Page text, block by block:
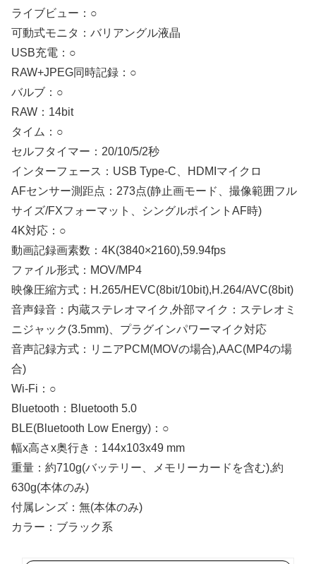
ライブビュー：○
可動式モニタ：バリアングル液晶
USB充電：○
RAW+JPEG同時記録：○
バルブ：○
RAW：14bit
タイム：○
セルフタイマー：20/10/5/2秒
インターフェース：USB Type-C、HDMIマイクロ
AFセンサー測距点：273点(静止画モード、撮像範囲フル
サイズ/FXフォーマット、シングルポイントAF時)
4K対応：○
動画記録画素数：4K(3840×2160),59.94fps
ファイル形式：MOV/MP4
映像圧縮方式：H.265/HEVC(8bit/10bit),H.264/AVC(8bit)
音声録音：内蔵ステレオマイク,外部マイク：ステレオミ
ニジャック(3.5mm)、プラグインパワーマイク対応
音声記録方式：リニアPCM(MOVの場合),AAC(MP4の場
合)
Wi-Fi：○
Bluetooth：Bluetooth 5.0
BLE(Bluetooth Low Energy)：○
幅x高さx奥行き：144x103x49 mm
重量：約710g(バッテリー、メモリーカードを含む),約
630g(本体のみ)
付属レンズ：無(本体のみ)
カラー：ブラック系